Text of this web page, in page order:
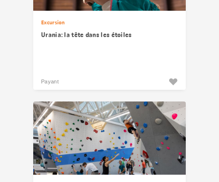
Excursion
Urania: la tête dans les étoiles
Payant